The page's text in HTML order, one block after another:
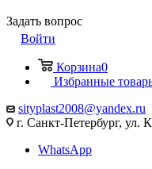
Задать вопрос
Войти
Корзина0
Избранные
sityplast2008@yandex.ru
г. Санкт-Петербург, ул.
WhatsApp